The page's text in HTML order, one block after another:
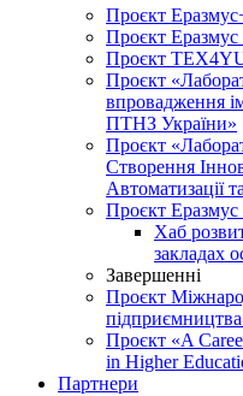
Проєкт
Проєкт
Проєкт
Проєкт
впровадження
ПТНЗ України»
Проєкт
Створення
Автоматизації
Проєкт
Хаб
закладах
Завершенні
Проєкт
Проєкт «A
in Higher
Партнери